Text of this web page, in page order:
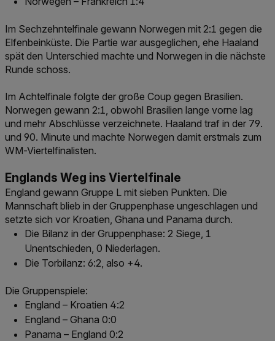
Im Sechzehntelfinale gewann Norwegen mit 2:1 gegen die
Elfenbeinküste. Die Partie war ausgeglichen, ehe Haaland
spät den Unterschied machte und Norwegen in die nächste
Runde schoss.
Im Achtelfinale folgte der große Coup gegen Brasilien.
Norwegen gewann 2:1, obwohl Brasilien lange vorne lag
und mehr Abschlüsse verzeichnete. Haaland traf in der 79.
und 90. Minute und machte Norwegen damit erstmals zum
WM-Viertelfinalisten.
Englands Weg ins Viertelfinale
England gewann Gruppe L mit sieben Punkten. Die
Mannschaft blieb in der Gruppenphase ungeschlagen und
setzte sich vor Kroatien, Ghana und Panama durch.
Die Bilanz in der Gruppenphase: 2 Siege, 1
Unentschieden, 0 Niederlagen.
Die Torbilanz: 6:2, also +4.
Die Gruppenspiele:
England – Kroatien 4:2
England – Ghana 0:0
Panama – England 0:2